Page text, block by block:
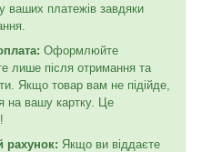
ваших платежів завдяки
Оформлюйте
лише після отримання та
Якщо товар вам не підійде,
на вашу картку. Це
рахунок: Якщо ви віддаєте